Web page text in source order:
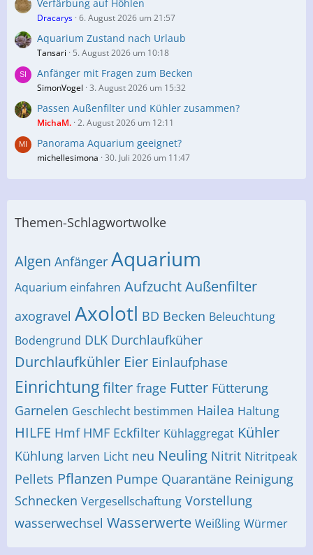
Verfärbung auf Höhlen
Dracarys 6. August 2026 um 21:57
Aquarium Zustand nach Urlaub
Tansari 5. August 2026 um 10:18
Anfänger mit Fragen zum Becken
SimonVogel 3. August 2026 um 15:32
Passen Außenfilter und Kühler zusammen?
MichaM. 2. August 2026 um 12:11
Panorama Aquarium geeignet?
michellesimona 30. Juli 2026 um 11:47
Themen-Schlagwortwolke
Algen Anfänger Aquarium
Aquarium einfahren AufzuchtAußenfilter
axogravel Axolotl BD Becken Beleuchtung
Bodengrund DLK Durchlaufküher
Durchlaufkühler Eier Einlaufphase
Einrichtungfilter frage Futter Fütterung
Garnelen Geschlecht bestimmen Hailea Haltung
HILFE Hmf HMF Eckfilter Kühlaggregat Kühler
Kühlung larven Licht neu Neuling Nitrit Nitritpeak
Pellets Pflanzen Pumpe Quarantäne Reinigung
Schnecken Vergesellschaftung Vorstellung
wasserwechsel Wasserwerte Weißling Würmer